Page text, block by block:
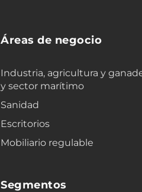
Áreas de negocio
Industria, agricultura y
y sector marítimo
Sanidad
Escritorios
Mobiliario regulable
Segmentos